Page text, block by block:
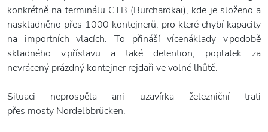
konkrétně na terminálu CTB (Burchardkai), kde je složeno a
naskladněno přes 1000 kontejnerů, pro které chybí kapacity
na importních vlacích. To přináší vícenáklady v podobě
skladného v přístavu a také detention, poplatek za
nevrácený prázdný kontejner rejdaři ve volné lhůtě.
Situaci neprospěla ani uzavírka železniční trati
přes mosty Nordelbbrücken.